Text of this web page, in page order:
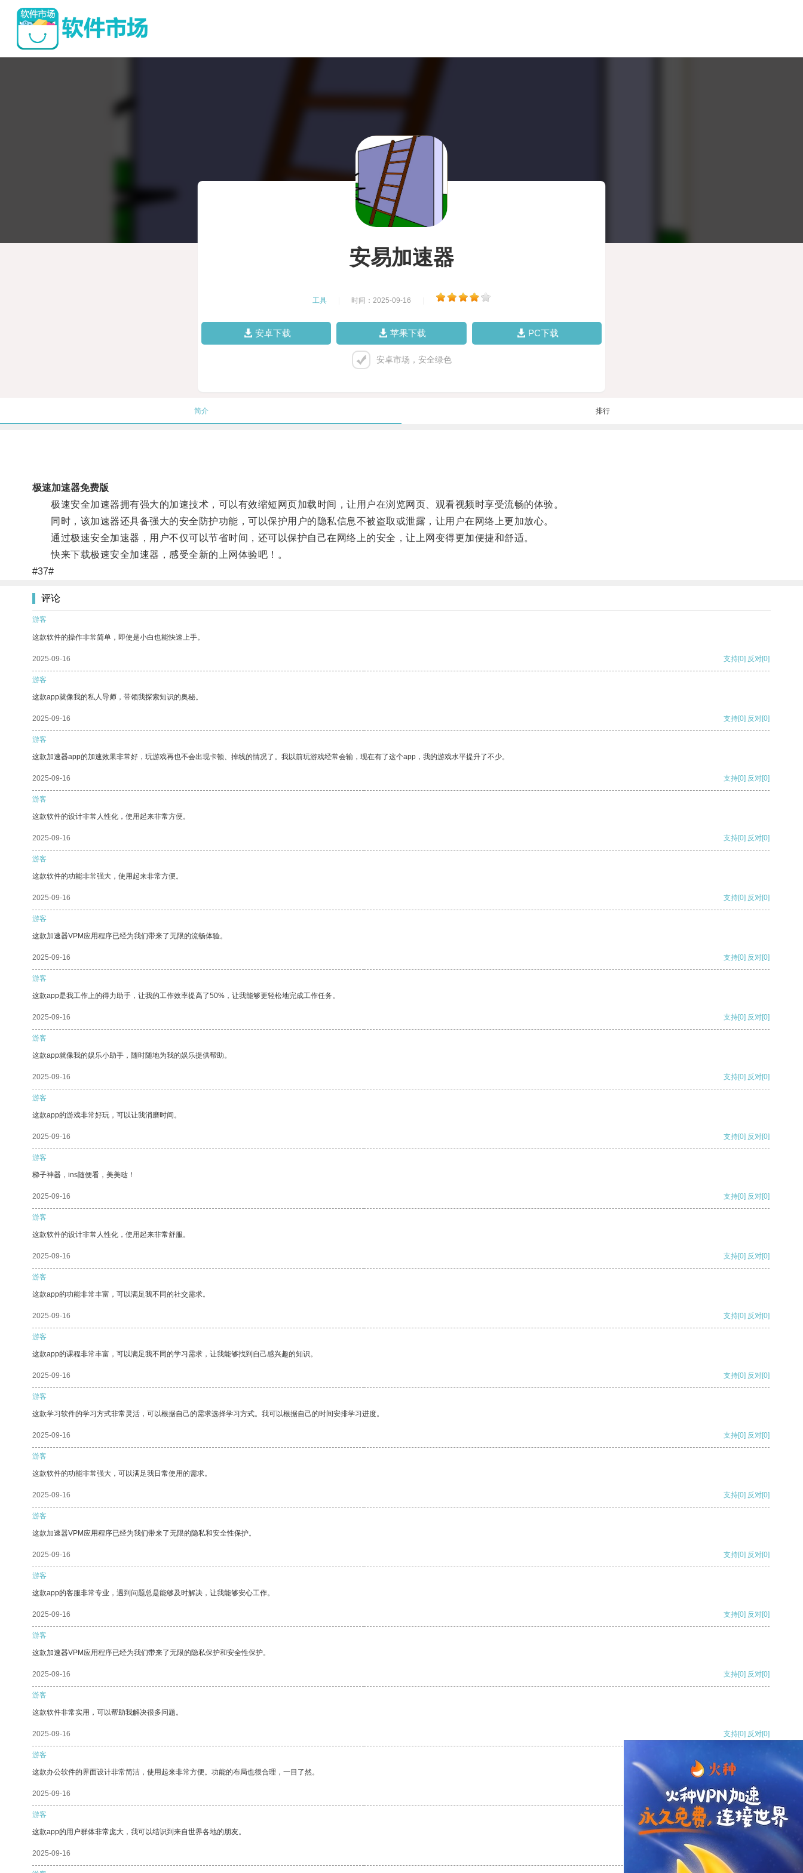
安易加速器
工具 时间：2025-09-16
安卓下载 苹果下载 PC下载
安卓市场，安全绿色
简介 排行
极速加速器免费版
极速安全加速器拥有强大的加速技术，可以有效缩短网页加载时间，让用户在浏览网页、观看视频时享受流畅的体验。
同时，该加速器还具备强大的安全防护功能，可以保护用户的隐私信息不被盗取或泄露，让用户在网络上更加放心。
通过极速安全加速器，用户不仅可以节省时间，还可以保护自己在网络上的安全，让上网变得更加便捷和舒适。
快来下载极速安全加速器，感受全新的上网体验吧！。
#37#
评论
游客
这款软件的操作非常简单，即使是小白也能快速上手。
2025-09-16 支持[0] 反对[0]
游客
这款app就像我的私人导师，带领我探索知识的奥秘。
2025-09-16 支持[0] 反对[0]
游客
这款加速器app的加速效果非常好，玩游戏再也不会出现卡顿、掉线的情况了。我以前玩游戏经常会输，现在有了这个app，我的游戏水平提升了不少。
2025-09-16 支持[0] 反对[0]
游客
这款软件的设计非常人性化，使用起来非常方便。
2025-09-16 支持[0] 反对[0]
游客
这款软件的功能非常强大，使用起来非常方便。
2025-09-16 支持[0] 反对[0]
游客
这款加速器VPM应用程序已经为我们带来了无限的流畅体验。
2025-09-16 支持[0] 反对[0]
游客
这款app是我工作上的得力助手，让我的工作效率提高了50%，让我能够更轻松地完成工作任务。
2025-09-16 支持[0] 反对[0]
游客
这款app就像我的娱乐小助手，随时随地为我的娱乐提供帮助。
2025-09-16 支持[0] 反对[0]
游客
这款app的游戏非常好玩，可以让我消磨时间。
2025-09-16 支持[0] 反对[0]
游客
梯子神器，ins随便看，美美哒！
2025-09-16 支持[0] 反对[0]
游客
这款软件的设计非常人性化，使用起来非常舒服。
2025-09-16 支持[0] 反对[0]
游客
这款app的功能非常丰富，可以满足我不同的社交需求。
2025-09-16 支持[0] 反对[0]
游客
这款app的课程非常丰富，可以满足我不同的学习需求，让我能够找到自己感兴趣的知识。
2025-09-16 支持[0] 反对[0]
游客
这款学习软件的学习方式非常灵活，可以根据自己的需求选择学习方式。我可以根据自己的时间安排学习进度。
2025-09-16 支持[0] 反对[0]
游客
这款软件的功能非常强大，可以满足我日常使用的需求。
2025-09-16 支持[0] 反对[0]
游客
这款加速器VPM应用程序已经为我们带来了无限的隐私和安全性保护。
2025-09-16 支持[0] 反对[0]
游客
这款app的客服非常专业，遇到问题总是能够及时解决，让我能够安心工作。
2025-09-16 支持[0] 反对[0]
游客
这款加速器VPM应用程序已经为我们带来了无限的隐私保护和安全性保护。
2025-09-16 支持[0] 反对[0]
游客
这款软件非常实用，可以帮助我解决很多问题。
2025-09-16 支持[0] 反对[0]
游客
这款办公软件的界面设计非常简洁，使用起来非常方便。功能的布局也很合理，一目了然。
2025-09-16 支持[0] 反对
游客
这款app的用户群体非常庞大，我可以结识到来自世界各地的朋友。
2025-09-16 支持